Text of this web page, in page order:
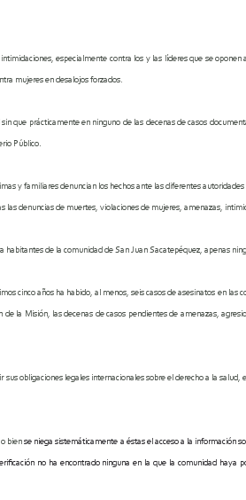
especialmente contra los y las líderes que se oponen
mujeres en desalojos forzados.
que prácticamente en ninguno de las decenas de casos
Público.
y familiares denuncian los hechos ante las diferentes
denuncias de muertes, violaciones de mujeres, amenazas,
habitantes de la comunidad de San Juan Sacatepéquez, apenas
cinco años ha habido, al menos, seis casos de asesinatos en las
la Misión, las decenas de casos pendientes de amenazas,
obligaciones legales internacionales sobre el derecho a la
o biense niega sistemáticamente a éstas el acceso a la información
no ha encontrado ninguna en la que la comunidad